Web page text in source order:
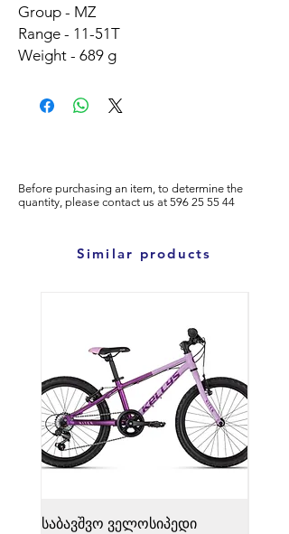
Group - MZ
Range - 11-51T
Weight - 689 g
Before purchasing an item, to determine the
quantity, please contact us at 596 25 55 44
Similar products
საბავშვო ველოსიპედი